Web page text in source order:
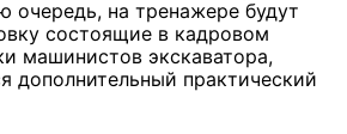
очередь, на тренажере будут
состоящие в кадровом
машинистов экскаватора,
дополнительный практический